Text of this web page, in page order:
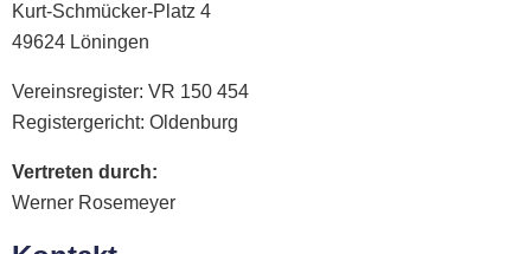
Kurt-Schmücker-Platz 4
49624 Löningen
Vereinsregister: VR 150 454
Registergericht: Oldenburg
Vertreten durch:
Werner Rosemeyer